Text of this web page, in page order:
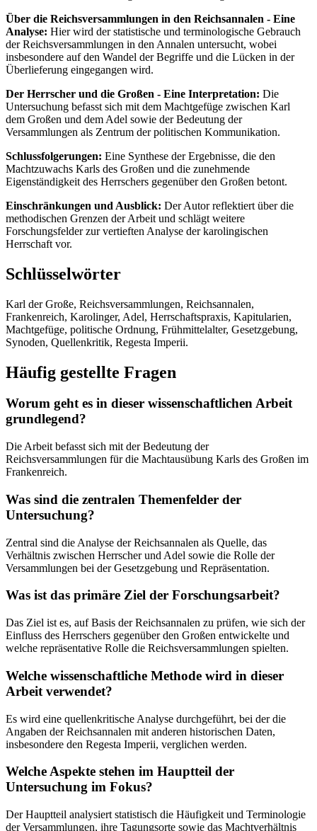
Über die Reichsversammlungen in den Reichsannalen - Eine
Analyse: Hier wird der statistische und terminologische Gebrauch
der Reichsversammlungen in den Annalen untersucht, wobei
insbesondere auf den Wandel der Begriffe und die Lücken in der
Überlieferung eingegangen wird.
Der Herrscher und die Großen - Eine Interpretation: Die
Untersuchung befasst sich mit dem Machtgefüge zwischen Karl
dem Großen und dem Adel sowie der Bedeutung der
Versammlungen als Zentrum der politischen Kommunikation.
Schlussfolgerungen: Eine Synthese der Ergebnisse, die den
Machtzuwachs Karls des Großen und die zunehmende
Eigenständigkeit des Herrschers gegenüber den Großen betont.
Einschränkungen und Ausblick: Der Autor reflektiert über die
methodischen Grenzen der Arbeit und schlägt weitere
Forschungsfelder zur vertieften Analyse der karolingischen
Herrschaft vor.
Schlüsselwörter
Karl der Große, Reichsversammlungen, Reichsannalen,
Frankenreich, Karolinger, Adel, Herrschaftspraxis, Kapitularien,
Machtgefüge, politische Ordnung, Frühmittelalter, Gesetzgebung,
Synoden, Quellenkritik, Regesta Imperii.
Häufig gestellte Fragen
Worum geht es in dieser wissenschaftlichen Arbeit
grundlegend?
Die Arbeit befasst sich mit der Bedeutung der
Reichsversammlungen für die Machtausübung Karls des Großen im
Frankenreich.
Was sind die zentralen Themenfelder der
Untersuchung?
Zentral sind die Analyse der Reichsannalen als Quelle, das
Verhältnis zwischen Herrscher und Adel sowie die Rolle der
Versammlungen bei der Gesetzgebung und Repräsentation.
Was ist das primäre Ziel der Forschungsarbeit?
Das Ziel ist es, auf Basis der Reichsannalen zu prüfen, wie sich der
Einfluss des Herrschers gegenüber den Großen entwickelte und
welche repräsentative Rolle die Reichsversammlungen spielten.
Welche wissenschaftliche Methode wird in dieser
Arbeit verwendet?
Es wird eine quellenkritische Analyse durchgeführt, bei der die
Angaben der Reichsannalen mit anderen historischen Daten,
insbesondere den Regesta Imperii, verglichen werden.
Welche Aspekte stehen im Hauptteil der
Untersuchung im Fokus?
Der Hauptteil analysiert statistisch die Häufigkeit und Terminologie
der Versammlungen, ihre Tagungsorte sowie das Machtverhältnis